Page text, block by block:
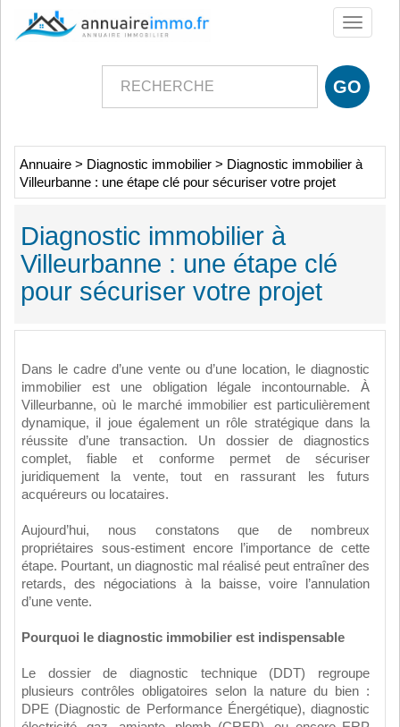
Toggle
Annuaire > Diagnostic immobilier > Diagnostic immobilier à
Villeurbanne : une étape clé pour sécuriser votre projet
Diagnostic immobilier à
Villeurbanne : une étape clé
pour sécuriser votre projet
Dans le cadre d’une vente ou d’une location, le diagnostic
immobilier est une obligation légale incontournable. À
Villeurbanne, où le marché immobilier est particulièrement
dynamique, il joue également un rôle stratégique dans la
réussite d’une transaction. Un dossier de diagnostics
complet, fiable et conforme permet de sécuriser
juridiquement la vente, tout en rassurant les futurs
acquéreurs ou locataires.
Aujourd’hui, nous constatons que de nombreux
propriétaires sous-estiment encore l’importance de cette
étape. Pourtant, un diagnostic mal réalisé peut entraîner des
retards, des négociations à la baisse, voire l’annulation
d’une vente.
Pourquoi le diagnostic immobilier est indispensable
Le dossier de diagnostic technique (DDT) regroupe
plusieurs contrôles obligatoires selon la nature du bien :
DPE (Diagnostic de Performance Énergétique), diagnostic